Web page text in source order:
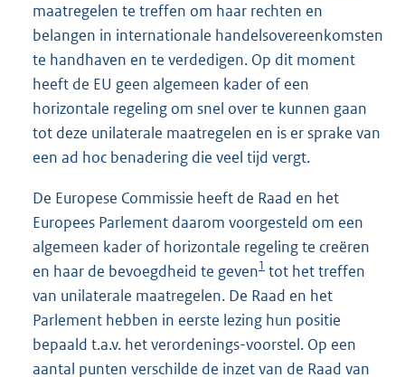
maatregelen te treffen om haar rechten en
belangen in internationale handelsovereenkomsten
te handhaven en te verdedigen. Op dit moment
heeft de EU geen algemeen kader of een
horizontale regeling om snel over te kunnen gaan
tot deze unilaterale maatregelen en is er sprake van
een ad hoc benadering die veel tijd vergt.
De Europese Commissie heeft de Raad en het
Europees Parlement daarom voorgesteld om een
algemeen kader of horizontale regeling te creëren
en haar de bevoegdheid te geven1 tot het treffen
van unilaterale maatregelen. De Raad en het
Parlement hebben in eerste lezing hun positie
bepaald t.a.v. het verordenings-voorstel. Op een
aantal punten verschilde de inzet van de Raad van